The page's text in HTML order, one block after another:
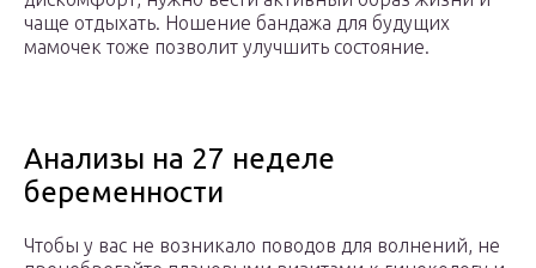
чаще отдыхать. Ношение бандажа для будущих
мамочек тоже позволит улучшить состояние.
Анализы на 27 неделе
беременности
Чтобы у вас не возникало поводов для волнений, не